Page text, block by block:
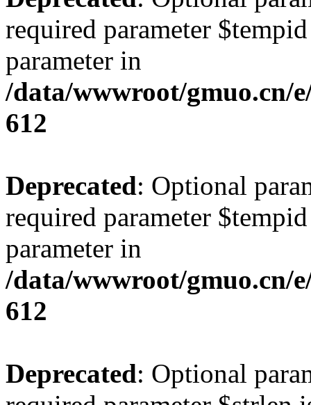
required parameter
parameter in
/data/wwwroot/gmuo.cn/
612
Deprecated: Optional
required parameter
parameter in
/data/wwwroot/gmuo.cn/
612
Deprecated: Optional